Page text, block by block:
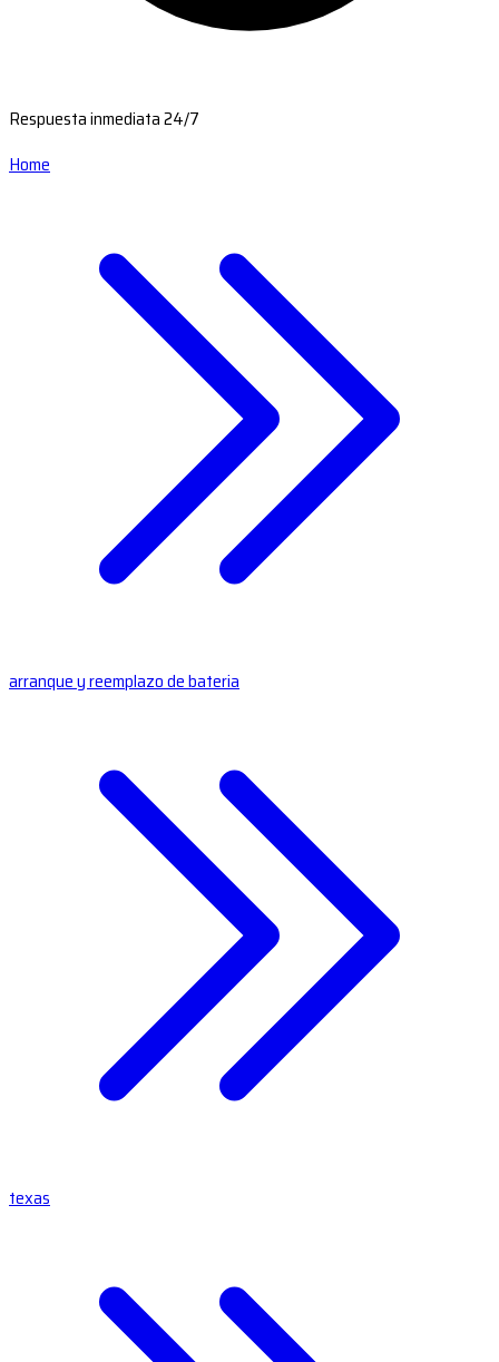
Respuesta inmediata 24/7
Home
arranque y reemplazo de bateria
texas